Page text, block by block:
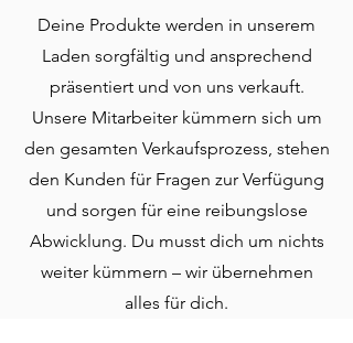
Deine Produkte werden in unserem
Laden sorgfältig und ansprechend
präsentiert und von uns verkauft.
Unsere Mitarbeiter kümmern sich um
den gesamten Verkaufsprozess, stehen
den Kunden für Fragen zur Verfügung
und sorgen für eine reibungslose
Abwicklung. Du musst dich um nichts
weiter kümmern – wir übernehmen
alles für dich.